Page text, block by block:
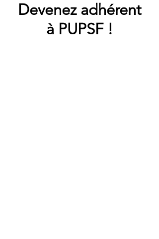
Devenez adhérent
à PUPSF !